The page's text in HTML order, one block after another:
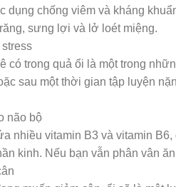
dụng chống viêm và kháng
sưng lợi và lở loét miệng.
có trong quả ổi là một trong
sau một thời gian tập luyện
não bộ
nhiều vitamin B3 và vitamin
kinh. Nếu bạn vẫn phân vân